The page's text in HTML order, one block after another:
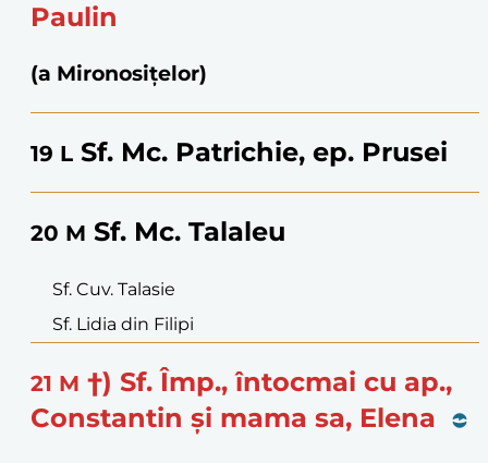
Paulin
(a Mironosițelor)
19 L Sf. Mc. Patrichie, ep. Prusei
20 M Sf. Mc. Talaleu
Sf. Cuv. Talasie
Sf. Lidia din Filipi
21 M †) Sf. Împ., întocmai cu ap.,
Constantin și mama sa, Elena